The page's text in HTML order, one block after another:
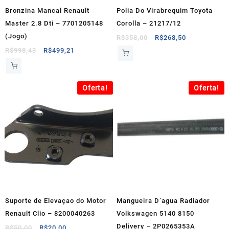
Bronzina Mancal Renault
Master 2.8 Dti – 7701205148
(Jogo)
R$998,43
O
R$499,21
é:
R$499,21.
Polia Do Virabrequim Toyota
Corolla – 21217/12
R$358,00
O
R$268,50
R$268,50.
Oferta!
Suporte de Elevaçao do Motor
Renault Clio – 8200040263
O
Oferta!
Mangueira D’agua Radiador
Volkswagen 5140 8150
Delivery – 2P0265353A